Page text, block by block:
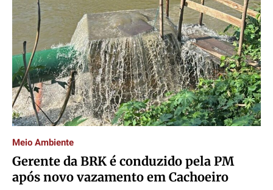
Meio Ambiente
Gerente da BRK é conduzido pela PM
após novo vazamento em Cachoeiro